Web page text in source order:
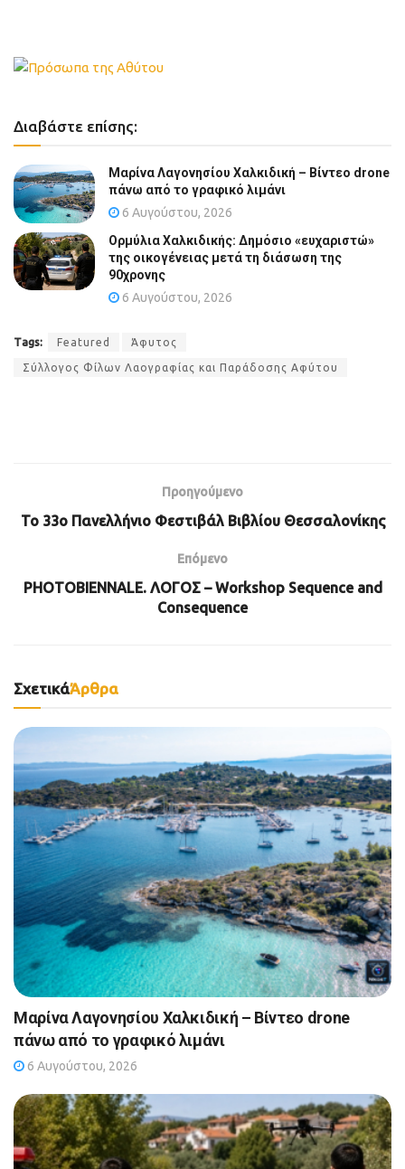
Διαβάστε επίσης:
Μαρίνα Λαγονησίου Χαλκιδική – Βίντεο drone
πάνω από το γραφικό λιμάνι
6 Αυγούστου, 2026
Ορμύλια Χαλκιδικής: Δημόσιο «ευχαριστώ»
της οικογένειας μετά τη διάσωση της
90χρονης
6 Αυγούστου, 2026
Tags: Featured Άφυτος
Σύλλογος Φίλων Λαογραφίας και Παράδοσης Αφύτου
Προηγούμενο
Το 33ο Πανελλήνιο Φεστιβάλ Βιβλίου Θεσσαλονίκης
Επόμενο
PHOTOBIENNALE. ΛΟΓΟΣ – Workshop Sequence and
Consequence
ΣχετικάΆρθρα
Μαρίνα Λαγονησίου Χαλκιδική – Βίντεο drone
πάνω από το γραφικό λιμάνι
6 Αυγούστου, 2026